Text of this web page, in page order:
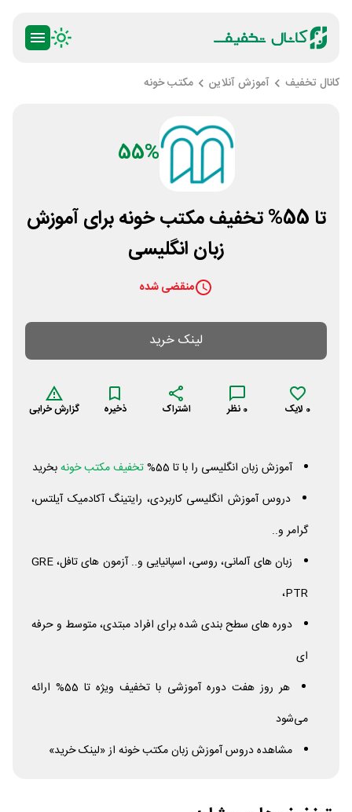
کانال تخفیف آموزش آنلاین مکتب خونه
55%
تا 55% تخفیف مکتب خونه برای آموزش
زبان انگلیسی
منقضی شده
لینک خرید
0 لایک 0 نظر اشتراک ذخیره گزارش خرابی
آموزش زبان انگلیسی را با تا 55% تخفیف مکتب خونهبخرید
دروس آموزش انگلیسی کاربردی، رایتینگ آکادمیک آیلتس،
گرامر و..
زبان های آلمانی، روسی، اسپانیایی و.. آزمون های تافل،GRE
،PTR
دوره های سطح بندی شده برای افراد مبتدی، متوسط و حرفه
ای
هر روز هفت دوره آموزشی با تخفیف ویژه تا 55% ارائه
می‌شود
مشاهده دروس آموزش زبان مکتب خونه از «لینک خرید»